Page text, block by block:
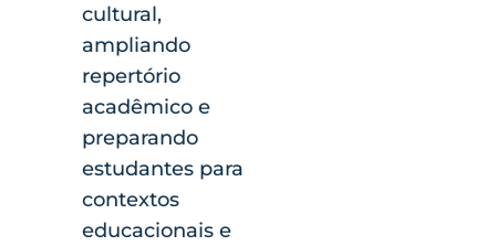
cultural,
ampliando
repertório
acadêmico e
preparando
estudantes para
contextos
educacionais e